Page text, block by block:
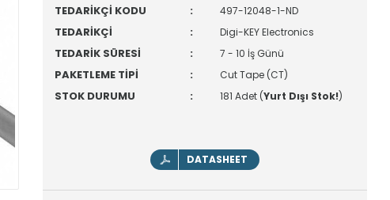
TEDARİKÇİ KODU : 497-12048-1-ND
TEDARİKÇİ : Digi-KEY Electronics
TEDARİK SÜRESİ : 7 - 10 İş Günü
PAKETLEME TİPİ : Cut Tape (CT)
STOK DURUMU : 181 Adet (Yurt Dışı Stok!)
DATASHEET